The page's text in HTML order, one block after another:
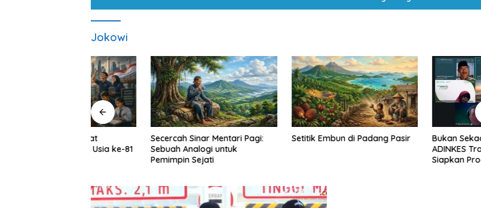
Jokowi
Secercah Sinar Mentari Pagi:
Sebuah Analogi untuk
Pemimpin Sejati
Setitik Embun di Padang Pasir
Bukan Sekadar Pelatihan,
ADINKES Training Center
Siapkan Program Berbasis